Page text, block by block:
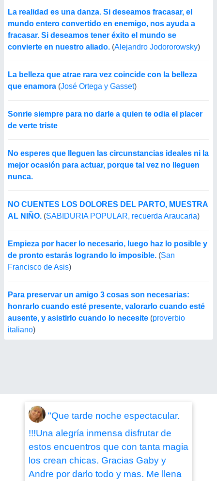
La realidad es una danza. Si deseamos fracasar, el
mundo entero convertido en enemigo, nos ayuda a
fracasar. Si deseamos tener éxito el mundo se
convierte en nuestro aliado. (Alejandro Jodororowsky)
La belleza que atrae rara vez coincide con la belleza
que enamora (José Ortega y Gasset)
Sonrie siempre para no darle a quien te odia el placer
de verte triste
No esperes que lleguen las circunstancias ideales ni la
mejor ocasión para actuar, porque tal vez no lleguen
nunca.
NO CUENTES LOS DOLORES DEL PARTO, MUESTRA
AL NIÑO. (SABIDURIA POPULAR, recuerda Araucaria)
Empieza por hacer lo necesario, luego haz lo posible y
de pronto estarás logrando lo imposible. (San
Francisco de Asis)
Para preservar un amigo 3 cosas son necesarias:
honrarlo cuando esté presente, valorarlo cuando esté
ausente, y asistirlo cuando lo necesite (proverbio
italiano)
"Que tarde noche espectacular.
!!!Una alegría inmensa disfrutar de
estos encuentros que con tanta magia
los crean chicas. Gracias Gaby y
Andre por darlo todo y mas. Me llena